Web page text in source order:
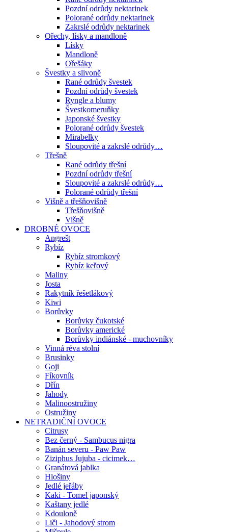
Pozdní odrůdy nektarinek
Polorané odrůdy nektarinek
Zakrslé odrůdy nektarinek
Ořechy, lísky a mandloně
Lísky
Mandloně
Ořešáky
Švestky a slivoně
Rané odrůdy švestek
Pozdní odrůdy švestek
Ryngle a blumy
Švestkomeruňky
Japonské švestky
Polorané odrůdy švestek
Mirabelky
Sloupovité a zakrslé odrůdy…
Třešně
Rané odrůdy třešní
Pozdní odrůdy třešní
Sloupovité a zakrslé odrůdy…
Polorané odrůdy třešní
Višně a třešňovišně
Třešňovišně
Višně
DROBNÉ OVOCE
Angrešt
Rybíz
Rybíz stromkový
Rybíz keřový
Maliny
Josta
Rakytník řešetlákový
Kiwi
Borůvky
Borůvky čukotské
Borůvky americké
Borůvky indiánské - muchovníky
Vinná réva stolní
Brusinky
Goji
Fíkovník
Dřín
Jahody
Malinoostružiny
Ostružiny
NETRADIČNÍ OVOCE
Citrusy
Bez černý - Sambucus nigra
Banán severu - Paw Paw
Ziziphus Jujuba - cicimek…
Granátová jablka
Hlošiny
Jedlé jeřáby
Kaki - Tomel japonský
Kaštany jedlé
Kdouloně
Liči - Jahodový strom